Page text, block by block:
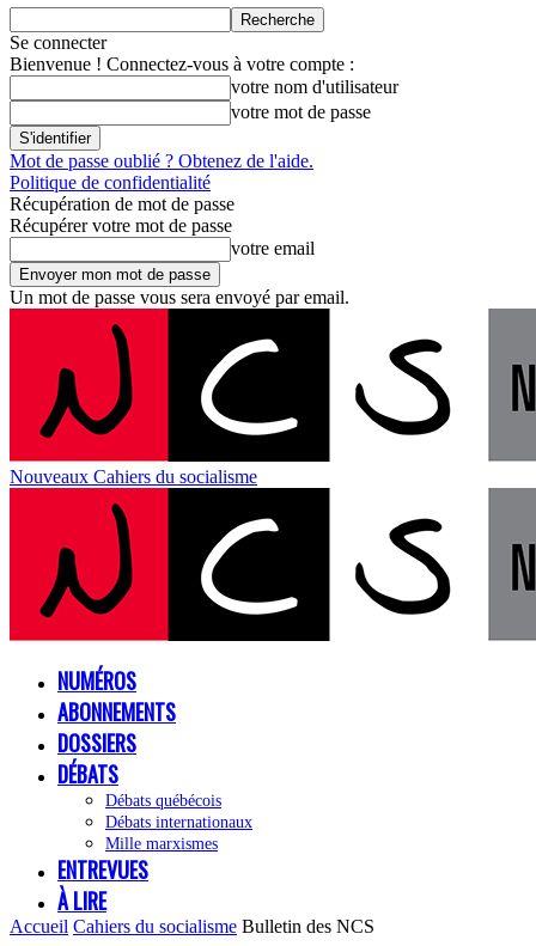
Se connecter
Bienvenue ! Connectez-vous à votre compte :
votre nom d'utilisateur
votre mot de passe
Mot de passe oublié ? Obtenez de l'aide.
Politique de confidentialité
Récupération de mot de passe
Récupérer votre mot de passe
votre email
Un mot de passe vous sera envoyé par email.
Nouveaux Cahiers du socialisme
NUMÉROS
ABONNEMENTS
DOSSIERS
DÉBATS
Débats québécois
Débats internationaux
Mille marxismes
ENTREVUES
À LIRE
Accueil Cahiers du socialisme Bulletin des NCS